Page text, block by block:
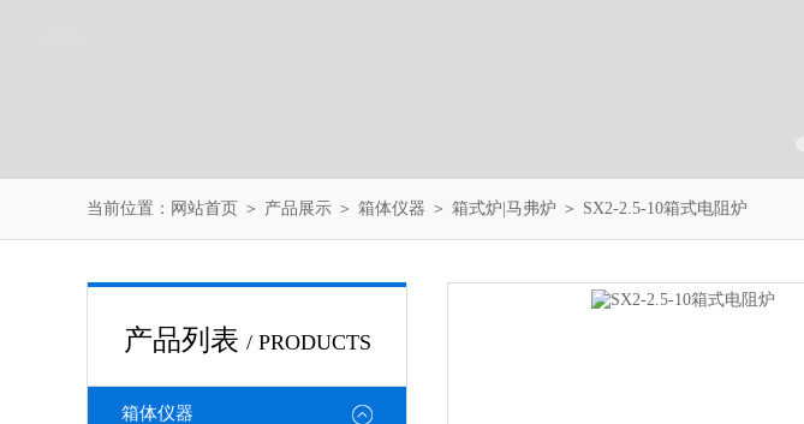
当前位置： 网站首页 ＞ 产品展示 ＞ 箱体仪器 ＞ 箱式炉|马弗炉 ＞ SX2-2.5-10箱式电阻炉
产品列表 / PRODUCTS
箱体仪器